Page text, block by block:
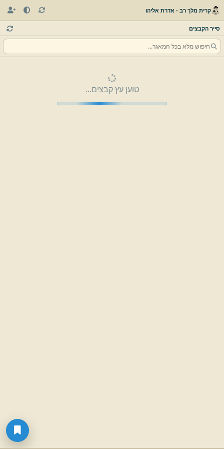
קרית מלך רב - אדרת אליהו
סייר הקבצים
טוען עץ קבצים...